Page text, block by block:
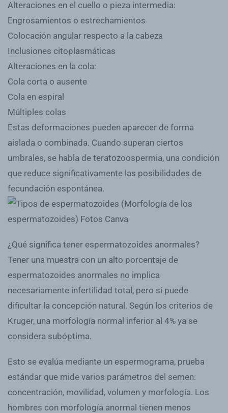
Alteraciones en el cuello o pieza intermedia:
Engrosamientos o estrechamientos
Colocación angular respecto a la cabeza
Inclusiones citoplasmáticas
Alteraciones en la cola:
Cola corta o ausente
Cola en espiral
Múltiples colas
Estas deformaciones pueden aparecer de forma
aislada o combinada. Cuando superan ciertos
umbrales, se habla de teratozoospermia, una condición
que reduce significativamente las posibilidades de
fecundación espontánea.
¿Qué significa tener espermatozoides anormales?
Tener una muestra con un alto porcentaje de
espermatozoides anormales no implica
necesariamente infertilidad total, pero sí puede
dificultar la concepción natural. Según los criterios de
Kruger, una morfología normal inferior al 4% ya se
considera subóptima.
Esto se evalúa mediante un espermograma, prueba
estándar que mide varios parámetros del semen:
concentración, movilidad, volumen y morfología. Los
hombres con morfología anormal tienen menos